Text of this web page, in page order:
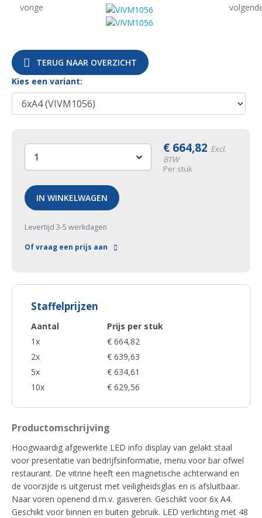
TERUG NAAR OVERZICHT
Kies een variant:
€ 664,82 Excl.
BTW
Per stuk
IN WINKELWAGEN
Levertijd 3-5 werkdagen
Of vraag een prijs aan
Staffelprijzen
Aantal
Prijs per stuk
1x
€ 664,82
2x
€ 639,63
5x
€ 634,61
10x
€ 629,56
Productomschrijving
Hoogwaardig afgewerkte LED info display van gelakt staal
voor presentatie van bedrijfsinformatie, menu voor bar ofwel
restaurant. De vitrine heeft een magnetische achterwand en
de voorzijde is uitgerust met veiligheidsglas en is afsluitbaar.
Naar voren openend d.m.v. gasveren. Geschikt voor 6x A4.
Geschikt voor binnen en buiten gebruik. LED verlichting met 48